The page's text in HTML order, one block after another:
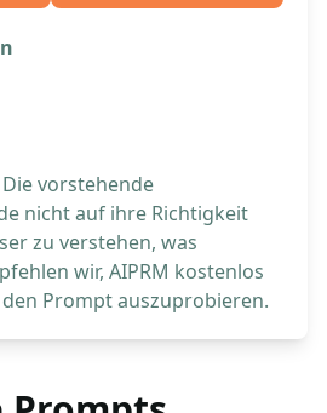
vorstehende
nicht auf ihre Richtigkeit
zu verstehen, was
wir, AIPRM kostenlos
Prompt auszuprobieren.